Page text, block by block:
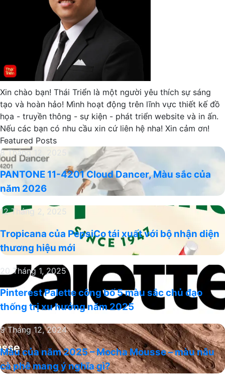
Xin chào bạn! Thái Triển là một người yêu thích sự sáng
tạo và hoàn hảo! Mình hoạt động trên lĩnh vực thiết kế đồ
họa - truyền thông - sự kiện - phát triển website và in ấn.
Nếu các bạn có nhu cầu xin cứ liên hệ nha! Xin cảm ơn!
Featured Posts
PANTONE
11-
4201
Cloud
Màu
của
năm
8 Tháng 12, 2025
PANTONE 11-4201 Cloud Dancer, Màu sắc của
năm 2026
Tropicana
PepsiCo
tái
với
nhận
diện
hiệu
mới
12 Tháng 2, 2025
Tropicana của PepsiCo tái xuất với bộ nhận diện
thương hiệu mới
Pinterest
Palette
công
bố
màu
sắc
chủ
đạo
20 Tháng 1, 2025
Pinterest Palette công bố 5 màu sắc chủ đạo
thống trị xu hướng năm 2025
Màu
của
năm
2025
9 Tháng 12, 2024
Màu của năm 2025 – Mocha Mousse – màu nâu
cà phê mang ý nghĩa gì?